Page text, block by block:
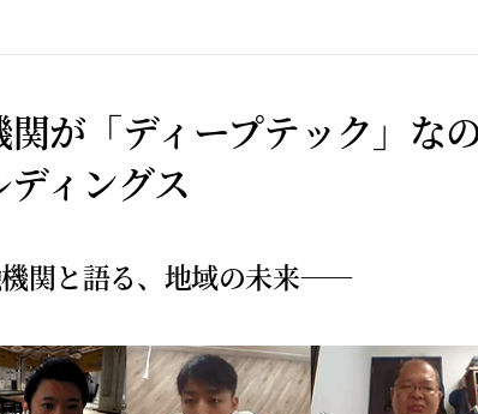
が「ディープテック」な
ィングス
関と語る、地域の未来——